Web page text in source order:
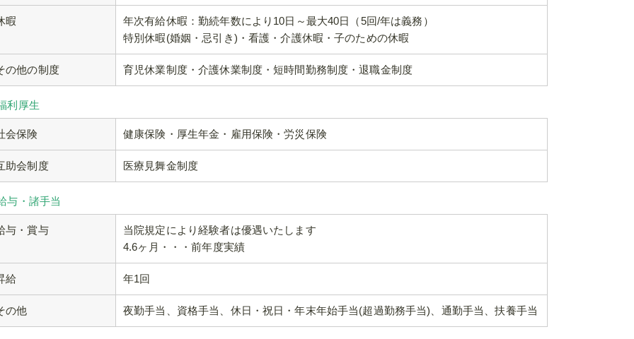
暇
年次有給休暇：勤続年数により10日～最大40日（5回/年は義務）
特別休暇(婚姻・忌引き)・看護・介護休暇・子のための休暇
の他の制度 育児休業制度・介護休業制度・短時間勤務制度・退職金制度
利厚生
会保険 健康保険・厚生年金・雇用保険・労災保険
助会制度 医療見舞金制度
与・諸手当
与・賞与
当院規定により経験者は優遇いたします
4.6ヶ月・・・前年度実績
給 年1回
の他 夜勤手当、資格手当、休日・祝日・年末年始手当(超過勤務手当)、通勤手当、扶養手当